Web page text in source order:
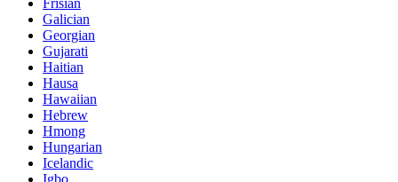
Galician
Georgian
Gujarati
Haitian
Hausa
Hawaiian
Hebrew
Hmong
Hungarian
Icelandic
Igbo